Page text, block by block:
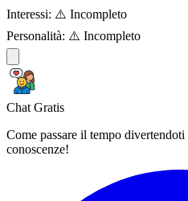
Interessi: ⚠️ Incompleto
Personalità: ⚠️ Incompleto
Chat Gratis
Come passare il tempo
conoscenze!